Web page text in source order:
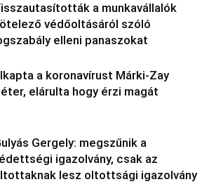
a munkavállalók
védőoltásáról szóló
elleni panaszokat
a koronavírust Márki-Zay
elárulta hogy érzi magát
Gergely: megszűnik a
igazolvány, csak az
lesz oltottsági igazolvány